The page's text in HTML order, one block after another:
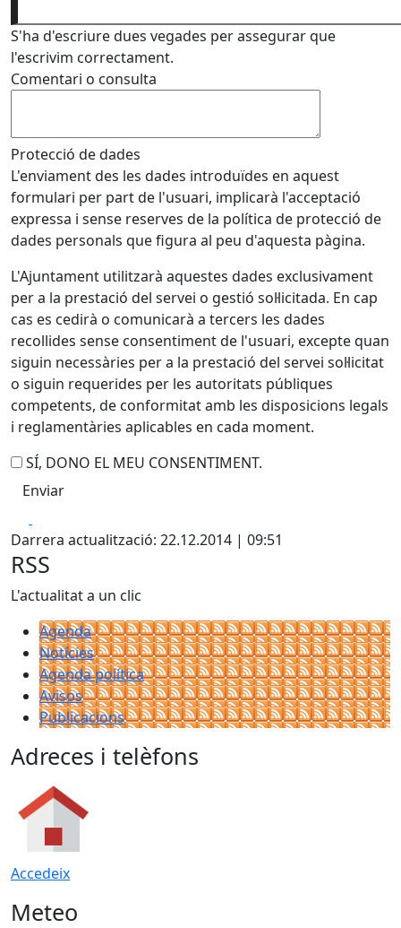
S'ha d'escriure dues vegades per assegurar que
l'escrivim correctament.
Comentari o consulta
Protecció de dades
L'enviament des les dades introduïdes en aquest
formulari per part de l'usuari, implicarà l'acceptació
expressa i sense reserves de la política de protecció de
dades personals que figura al peu d'aquesta pàgina.
L'Ajuntament utilitzarà aquestes dades exclusivament
per a la prestació del servei o gestió sol·licitada. En cap
cas es cedirà o comunicarà a tercers les dades
recollides sense consentiment de l'usuari, excepte quan
siguin necessàries per a la prestació del servei sol·licitat
o siguin requerides per les autoritats públiques
competents, de conformitat amb les disposicions legals
i reglamentàries aplicables en cada moment.
SÍ, DONO EL MEU CONSENTIMENT.
Darrera actualització: 22.12.2014 | 09:51
RSS
L'actualitat a un clic
Agenda
Notícies
Agenda política
Avisos
Publicacions
Adreces i telèfons
Accedeix
Meteo